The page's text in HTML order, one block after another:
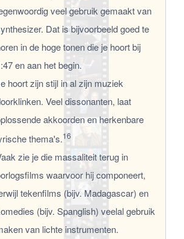
veel gebruik gemaakt van
Dat is bijvoorbeeld goed te
in de hoge tonen die je hoort bij
en aan het begin.
hoort zijn stijl in al zijn muziek
Veel dissonanten, laat
akkoorden en herkenbare
thema's.16
zie je die massaliteit terug in
waarvoor hij componeert,
tekenfilms (bijv. Madagascar) en
(bijv. Spanglish) veelal gebruik
van lichte instrumenten.